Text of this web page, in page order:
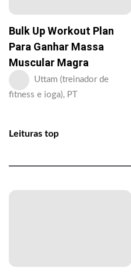
Bulk Up Workout Plan
Para Ganhar Massa
Muscular Magra
Uttam (treinador de
fitness e ioga), PT
Leituras top